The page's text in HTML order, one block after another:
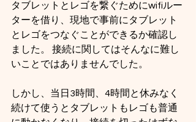
タブレットとレゴを繋ぐためにwifiルー
ターを借り、現地で事前にタブレット
とレゴをつなぐことができるか確認し
ました。 接続に関してはそんなに難し
いことではありませんでした。
しかし、当日3時間、4時間と休みなく
続けて使うとタブレットもレゴも普通